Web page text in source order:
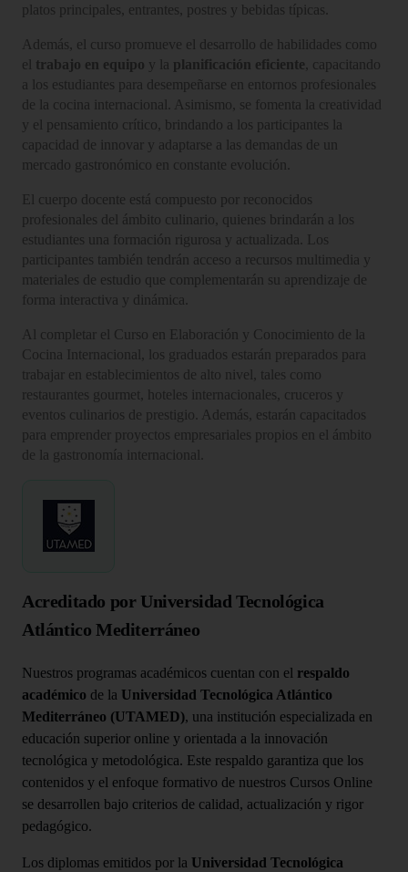
platos principales, entrantes, postres y bebidas típicas.
Además, el curso promueve el desarrollo de habilidades como
el trabajo en equipo y la planificación eficiente , capacitando
a los estudiantes para desempeñarse en entornos profesionales
de la cocina internacional. Asimismo, se fomenta la creatividad
y el pensamiento crítico, brindando a los participantes la
capacidad de innovar y adaptarse a las demandas de un
mercado gastronómico en constante evolución.
El cuerpo docente está compuesto por reconocidos
profesionales del ámbito culinario, quienes brindarán a los
estudiantes una formación rigurosa y actualizada. Los
participantes también tendrán acceso a recursos multimedia y
materiales de estudio que complementarán su aprendizaje de
forma interactiva y dinámica.
Al completar el Curso en Elaboración y Conocimiento de la
Cocina Internacional, los graduados estarán preparados para
trabajar en establecimientos de alto nivel, tales como
restaurantes gourmet, hoteles internacionales, cruceros y
eventos culinarios de prestigio. Además, estarán capacitados
para emprender proyectos empresariales propios en el ámbito
de la gastronomía internacional.
Acreditado por Universidad Tecnológica
Atlántico Mediterráneo
Nuestros programas académicos cuentan con el respaldo
académico de la Universidad Tecnológica Atlántico
Mediterráneo (UTAMED), una institución especializada en
educación superior online y orientada a la innovación
tecnológica y metodológica. Este respaldo garantiza que los
contenidos y el enfoque formativo de nuestros Cursos Online
se desarrollen bajo criterios de calidad, actualización y rigor
pedagógico.
Los diplomas emitidos por la Universidad Tecnológica